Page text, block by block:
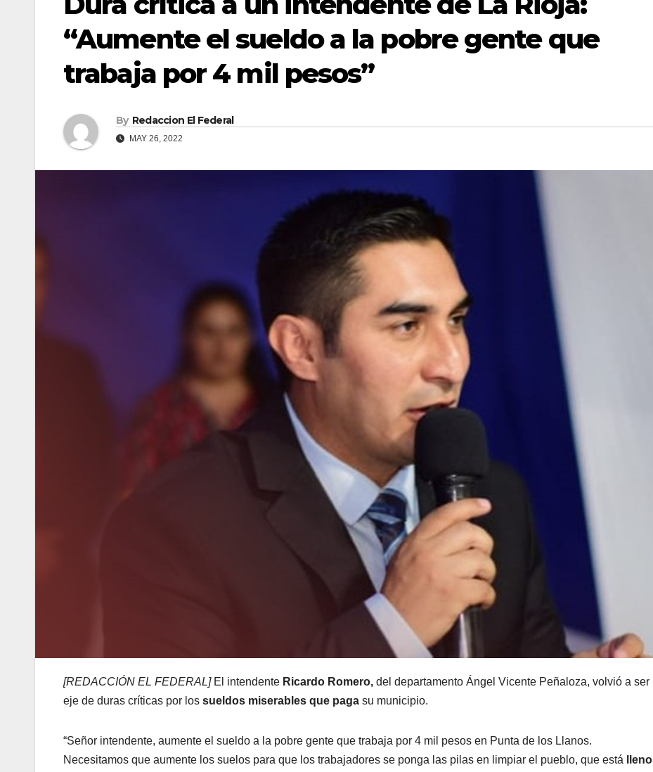
“Aumente el sueldo a la pobre gente que
trabaja por 4 mil pesos”
By Redaccion El Federal
MAY 26, 2022
[REDACCIÓN EL FEDERAL]El intendente Ricardo Romero, del departamento Ángel Vicente Peñaloza, volvió a ser
eje de duras críticas por los sueldos miserables que paga su municipio.
“Señor intendente, aumente el sueldo a la pobre gente que trabaja por 4 mil pesos en Punta de los Llanos.
Necesitamos que aumente los suelos para que los trabajadores se ponga las pilas en limpiar el pueblo, que está
lleno